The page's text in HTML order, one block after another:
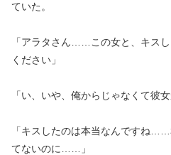
ていた。
「アラタさん……この女と、キス
ください」
「い、いや、俺からじゃなくて彼
「キスしたのは本当なんですね
てないのに……」